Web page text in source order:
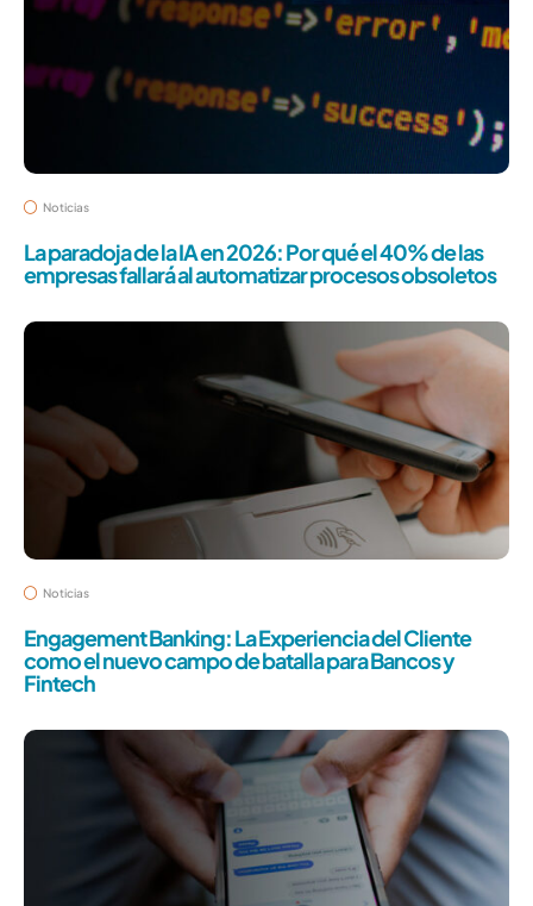
Noticias
La paradoja de la IA en 2026: Por qué el 40% de las
empresas fallará al automatizar procesos obsoletos
Noticias
Engagement Banking: La Experiencia del Cliente
como el nuevo campo de batalla para Bancos y
Fintech